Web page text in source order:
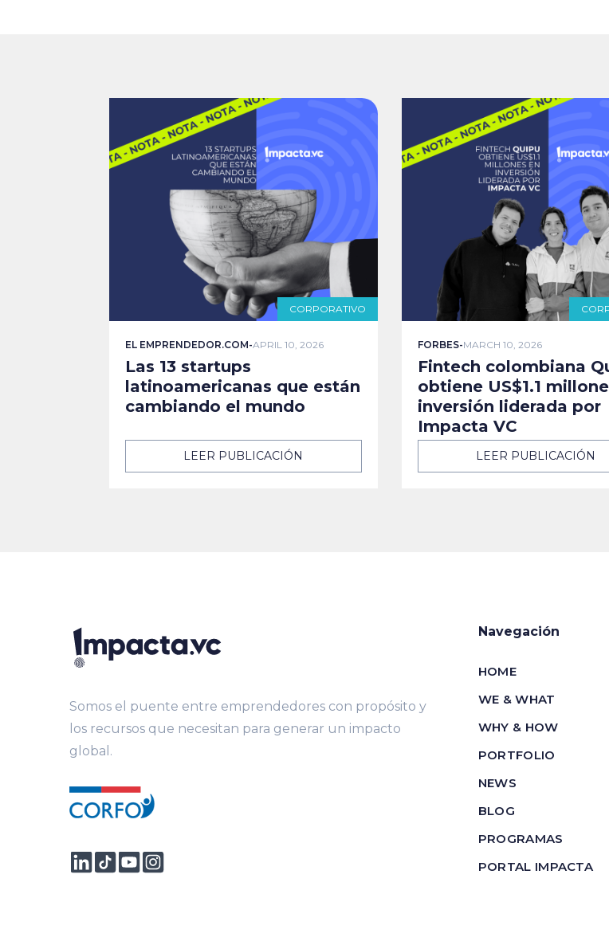
CORPORATIVO
EL EMPRENDEDOR.COM-APRIL 10, 2026
Las 13 startups
latinoamericanas que están
cambiando el mundo
LEER PUBLICACIÓN
FORBES-MARCH 10, 2026
Fintech colombiana
obtiene US$1.1
inversión liderada por
Impacta VC
LEER PUBLICACIÓN
Somos el puente entre emprendedores con propósito y
los recursos que necesitan para generar un impacto
global.
Navegación
HOME
WE & WHAT
WHY & HOW
PORTFOLIO
NEWS
BLOG
PROGRAMAS
PORTAL IMPACTA